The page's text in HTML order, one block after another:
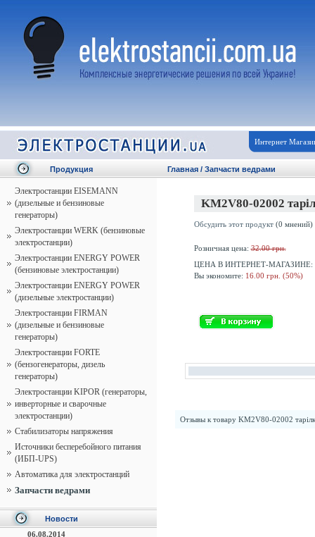
Интернет
Продукция
Электростанции EISEMANN
(дизельные и бензиновые
генераторы)
Электростанции WERK (бензиновые
электростанции)
Электростанции ENERGY POWER
(бензиновые электростанции)
Электростанции ENERGY POWER
(дизельные электростанции)
Электростанции FIRMAN
(дизельные и бензиновые
генераторы)
Электростанции FORTE
(бензогенераторы, дизель
генераторы)
Электростанции KIPOR (генераторы,
инверторные и сварочные
электростанции)
Стабилизаторы напряжения
Источники бесперебойного питания
(ИБП-UPS)
Автоматика для электростанций
Запчасти ведрами
Новости
06.08.2014
Главная / Запчасти ведрами
KM2V80-02002
Обсудить этот продукт(0 мнений)
Розничная цена:32.00 грн.
ЦЕНА В ИНТЕРНЕТ-МАГАЗИНЕ:
Вы экономите: 16.00 грн. (50%)
Отзывы к товару KM2V80-02002